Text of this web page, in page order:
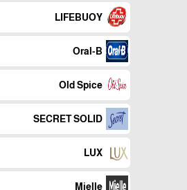
LIFEBUOY
Oral-B
Old Spice
SECRET SOLID
LUX
Mielle